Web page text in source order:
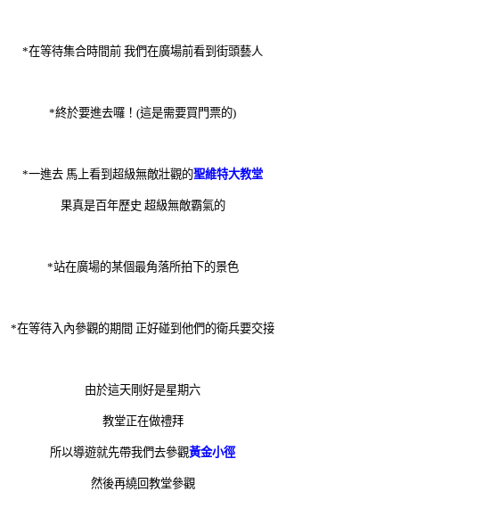
*在等待集合時間前 我們在廣場前看到街頭藝人
*終於要進去囉！(這是需要買門票的)
*一進去 馬上看到超級無敵壯觀的聖維特大教堂
果真是百年歷史 超級無敵霸氣的
*站在廣場的某個最角落所拍下的景色
*在等待入內參觀的期間 正好碰到他們的衛兵要交接
由於這天剛好是星期六
教堂正在做禮拜
所以導遊就先帶我們去參觀黃金小徑
然後再繞回教堂參觀